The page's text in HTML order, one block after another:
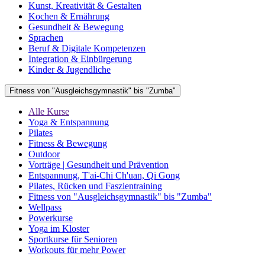
Kunst, Kreativität & Gestalten
Kochen & Ernährung
Gesundheit & Bewegung
Sprachen
Beruf & Digitale Kompetenzen
Integration & Einbürgerung
Kinder & Jugendliche
Fitness von "Ausgleichsgymnastik" bis "Zumba"
Alle Kurse
Yoga & Entspannung
Pilates
Fitness & Bewegung
Outdoor
Vorträge | Gesundheit und Prävention
Entspannung, T'ai-Chi Ch'uan, Qi Gong
Pilates, Rücken und Faszientraining
Fitness von "Ausgleichsgymnastik" bis "Zumba"
Wellpass
Powerkurse
Yoga im Kloster
Sportkurse für Senioren
Workouts für mehr Power